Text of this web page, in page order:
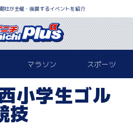
社が主催・後援するイベントを紹介
マラソン スポーツ
小学生ゴル
技